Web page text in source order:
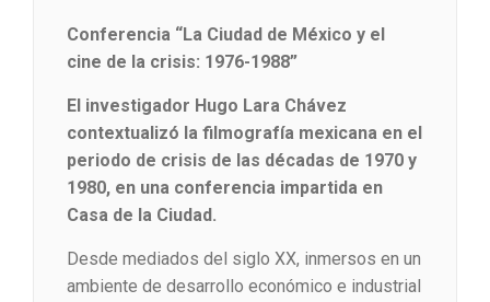
Conferencia “La Ciudad de México y el
cine de la crisis: 1976-1988”
El investigador Hugo Lara Chávez
contextualizó la filmografía mexicana en el
periodo de crisis de las décadas de 1970 y
1980, en una conferencia impartida en
Casa de la Ciudad.
Desde mediados del siglo XX, inmersos en un
ambiente de desarrollo económico e industrial